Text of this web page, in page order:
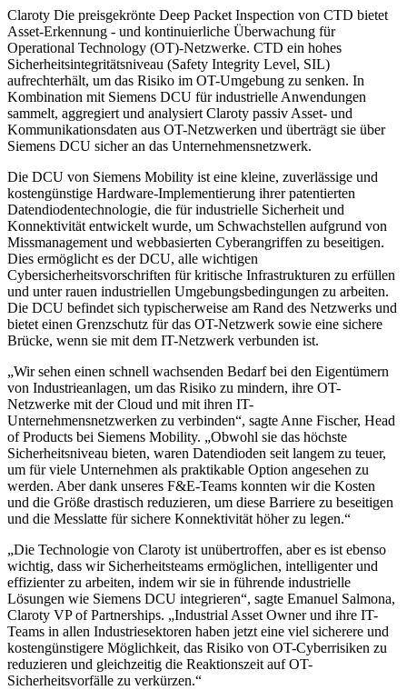
Claroty Die preisgekrönte Deep Packet Inspection von CTD bietet
Asset-Erkennung - und kontinuierliche Überwachung für
Operational Technology (OT)-Netzwerke. CTD ein hohes
Sicherheitsintegritätsniveau (Safety Integrity Level, SIL)
aufrechterhält, um das Risiko im OT-Umgebung zu senken. In
Kombination mit Siemens DCU für industrielle Anwendungen
sammelt, aggregiert und analysiert Claroty passiv Asset- und
Kommunikationsdaten aus OT-Netzwerken und überträgt sie über
Siemens DCU sicher an das Unternehmensnetzwerk.
Die DCU von Siemens Mobility ist eine kleine, zuverlässige und
kostengünstige Hardware-Implementierung ihrer patentierten
Datendiodentechnologie, die für industrielle Sicherheit und
Konnektivität entwickelt wurde, um Schwachstellen aufgrund von
Missmanagement und webbasierten Cyberangriffen zu beseitigen.
Dies ermöglicht es der DCU, alle wichtigen
Cybersicherheitsvorschriften für kritische Infrastrukturen zu erfüllen
und unter rauen industriellen Umgebungsbedingungen zu arbeiten.
Die DCU befindet sich typischerweise am Rand des Netzwerks und
bietet einen Grenzschutz für das OT-Netzwerk sowie eine sichere
Brücke, wenn sie mit dem IT-Netzwerk verbunden ist.
„Wir sehen einen schnell wachsenden Bedarf bei den Eigentümern
von Industrieanlagen, um das Risiko zu mindern, ihre OT-
Netzwerke mit der Cloud und mit ihren IT-
Unternehmensnetzwerken zu verbinden“, sagte Anne Fischer, Head
of Products bei Siemens Mobility. „Obwohl sie das höchste
Sicherheitsniveau bieten, waren Datendioden seit langem zu teuer,
um für viele Unternehmen als praktikable Option angesehen zu
werden. Aber dank unseres F&E-Teams konnten wir die Kosten
und die Größe drastisch reduzieren, um diese Barriere zu beseitigen
und die Messlatte für sichere Konnektivität höher zu legen.“
„Die Technologie von Claroty ist unübertroffen, aber es ist ebenso
wichtig, dass wir Sicherheitsteams ermöglichen, intelligenter und
effizienter zu arbeiten, indem wir sie in führende industrielle
Lösungen wie Siemens DCU integrieren“, sagte Emanuel Salmona,
Claroty VP of Partnerships. „Industrial Asset Owner und ihre IT-
Teams in allen Industriesektoren haben jetzt eine viel sicherere und
kostengünstigere Möglichkeit, das Risiko von OT-Cyberrisiken zu
reduzieren und gleichzeitig die Reaktionszeit auf OT-
Sicherheitsvorfälle zu verkürzen.“